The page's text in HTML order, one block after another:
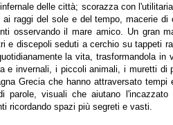
delle città; scorazza con
raggi del sole e del tempo, macerie
osservando il mare amico. Un gran
e discepoli seduti a cerchio su tappeti
la vita, trasformandola
e invernali, i piccoli animali, i muretti
Grecia che hanno attraversato
parole, visuali che aiutano
ricordando spazi più segreti e vasti.